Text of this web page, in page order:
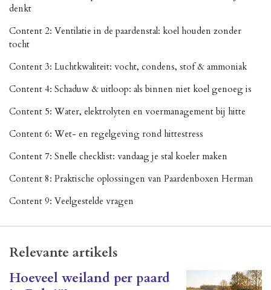
denkt
Content 2: Ventilatie in de paardenstal: koel houden zonder
tocht
Content 3: Luchtkwaliteit: vocht, condens, stof & ammoniak
Content 4: Schaduw & uitloop: als binnen niet koel genoeg is
Content 5: Water, elektrolyten en voermanagement bij hitte
Content 6: Wet- en regelgeving rond hittestress
Content 7: Snelle checklist: vandaag je stal koeler maken
Content 8: Praktische oplossingen van Paardenboxen Herman
Content 9: Veelgestelde vragen
Relevante artikels
Hoeveel weiland per paard